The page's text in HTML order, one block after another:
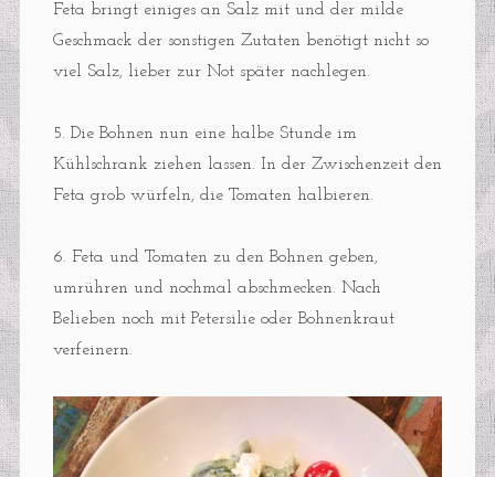
Feta bringt einiges an Salz mit und der milde
Geschmack der sonstigen Zutaten benötigt nicht so
viel Salz, lieber zur Not später nachlegen.
5. Die Bohnen nun eine halbe Stunde im
Kühlschrank ziehen lassen. In der Zwischenzeit den
Feta grob würfeln, die Tomaten halbieren.
6. Feta und Tomaten zu den Bohnen geben,
umrühren und nochmal abschmecken. Nach
Belieben noch mit Petersilie oder Bohnenkraut
verfeinern.